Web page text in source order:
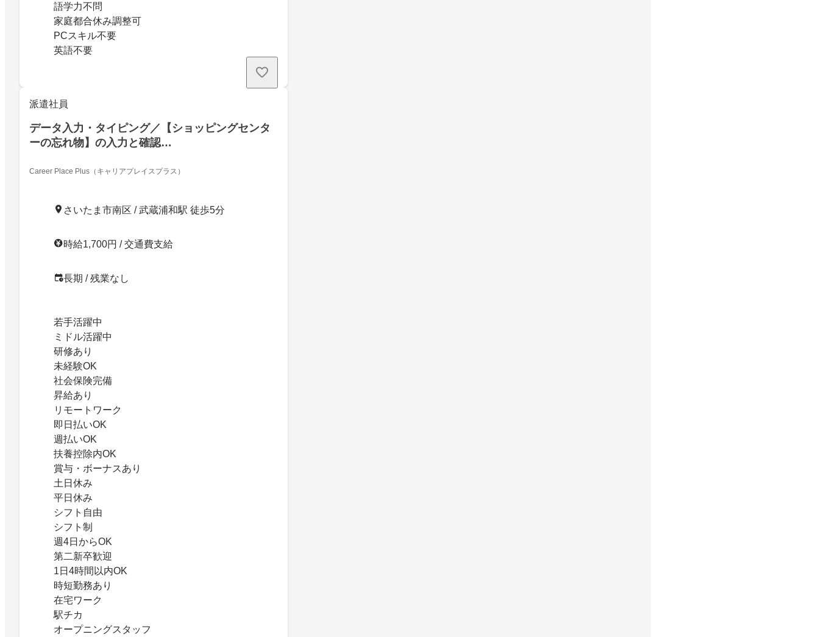
語学力不問
家庭都合休み調整可
PCスキル不要
英語不要
派遣社員
データ入力・タイピング／【ショッピングセンタ
ーの忘れ物】の入力と確認…
Career Place Plus（キャリアプレイスプラス）
さいたま市南区 / 武蔵浦和駅 徒歩5分
時給1,700円 / 交通費支給
長期 / 残業なし
若手活躍中
ミドル活躍中
研修あり
未経験OK
社会保険完備
昇給あり
リモートワーク
即日払いOK
週払いOK
扶養控除内OK
賞与・ボーナスあり
土日休み
平日休み
シフト自由
シフト制
週4日からOK
第二新卒歓迎
1日4時間以内OK
時短勤務あり
在宅ワーク
駅チカ
オープニングスタッフ